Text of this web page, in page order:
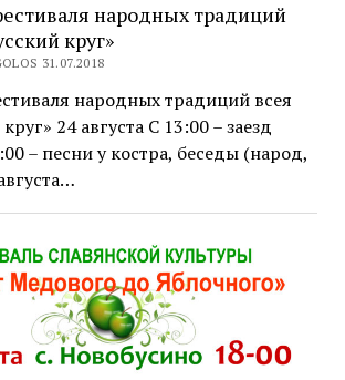
народных традиций
круг»
31.07.2018
народных традиций всея
24 августа С 13:00 – заезд
– песни у костра, беседы (народ,